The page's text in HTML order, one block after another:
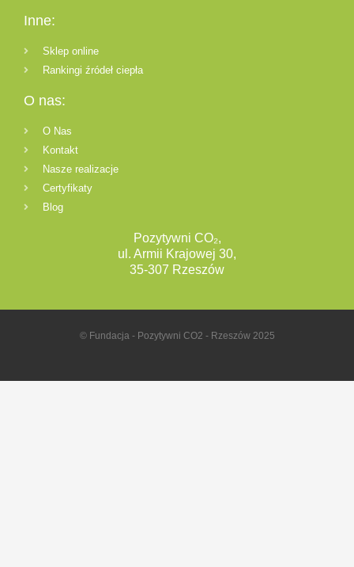
Inne:
Sklep online
Rankingi źródeł ciepła
O nas:
O Nas
Kontakt
Nasze realizacje
Certyfikaty
Blog
Pozytywni CO₂,
ul. Armii Krajowej 30,
35-307 Rzeszów
© Fundacja - Pozytywni CO2 - Rzeszów 2025